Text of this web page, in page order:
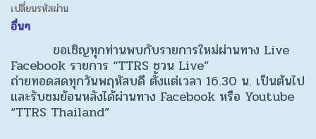
เปลี่ยนรหัสผ่าน
อื่นๆ
ขอเชิญทุกท่านพบกับรายการใหม่ผ่านทาง Live
Facebook รายการ “TTRS ชวน Live”
ถ่ายทอดสดทุกวันพฤหัสบดี ตั้งแต่เวลา 16.30 น. เป็นต้นไป
และรับชมย้อนหลังได้ผ่านทาง Facebook หรือ Youtube
“TTRS Thailand”